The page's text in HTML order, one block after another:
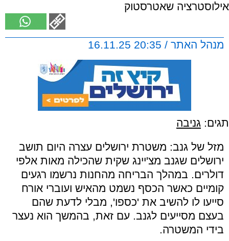
אילוסטרציה שאטרסטוק
מנהל האתר / 20:35 16.11.25
תגים: גניבה
מזל של גנב: משטרת ירושלים עצרה היום תושב
ירושלים שגנב מצ'יינג שקית שהכילה מאות אלפי
דולרים. במהלך הבריחה מהחנות נרשמו רגעים
קומיים כאשר הכסף נשמט מהאיש ועוברי אורח
סייעו לו להשיב את 'כספו', מבלי לדעת שהם
בעצם מסייעים לגנב. עם זאת, בהמשך הוא נעצר
בידי המשטרה.